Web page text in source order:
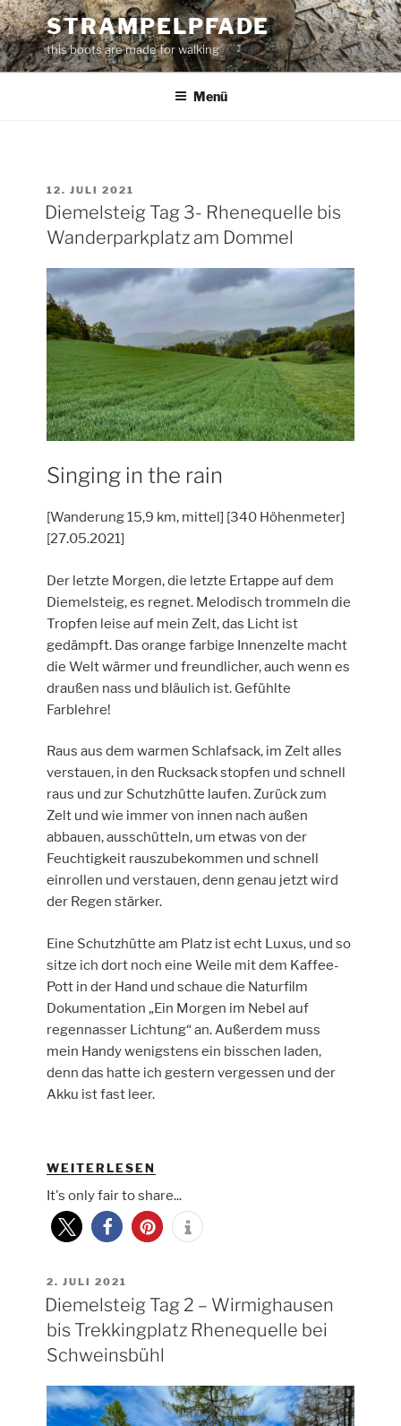
Zum
Inhalt
springen
STRAMPELPFADE
this boots are made for walking
Menü
VERÖFFENTLICHT
AM
12. JULI 2021
Diemelsteig Tag 3- Rhenequelle bis
Wanderparkplatz am Dommel
Singing in the rain
[Wanderung 15,9 km, mittel] [340 Höhenmeter]
[27.05.2021]
Der letzte Morgen, die letzte Ertappe auf dem
Diemelsteig, es regnet. Melodisch trommeln die
Tropfen leise auf mein Zelt, das Licht ist
gedämpft. Das orange farbige Innenzelte macht
die Welt wärmer und freundlicher, auch wenn es
draußen nass und bläulich ist. Gefühlte
Farblehre!
Raus aus dem warmen Schlafsack, im Zelt alles
verstauen, in den Rucksack stopfen und schnell
raus und zur Schutzhütte laufen. Zurück zum
Zelt und wie immer von innen nach außen
abbauen, ausschütteln, um etwas von der
Feuchtigkeit rauszubekommen und schnell
einrollen und verstauen, denn genau jetzt wird
der Regen stärker.
Eine Schutzhütte am Platz ist echt Luxus, und so
sitze ich dort noch eine Weile mit dem Kaffee-
Pott in der Hand und schaue die Naturfilm
Dokumentation „Ein Morgen im Nebel auf
regennasser Lichtung“ an. Außerdem muss
mein Handy wenigstens ein bisschen laden,
denn das hatte ich gestern vergessen und der
Akku ist fast leer.
„DIEMELSTEIG
3-
RHENEQUELLE
BIS
DOMMEL“
WEITERLESEN
It's only fair to share...
VERÖFFENTLICHT
AM
2. JULI 2021
Diemelsteig Tag 2 – Wirmighausen
bis Trekkingplatz Rhenequelle bei
Schweinsbühl